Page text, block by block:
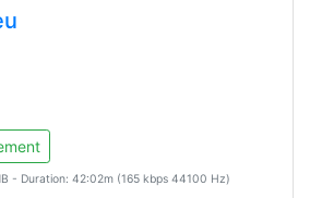
- Duration: 42:02m (165 kbps 44100 Hz)